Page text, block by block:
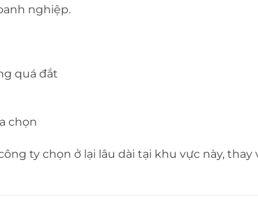
nghiệp.
quá đắt
chọn
ty chọn ở lại lâu dài tại khu vực này, thay